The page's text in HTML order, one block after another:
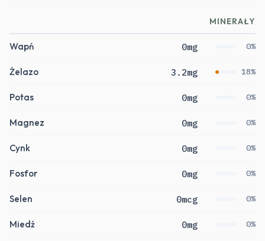
MINERAŁY
Wapń 0mg 0%
Żelazo 3.2mg 18%
Potas 0mg 0%
Magnez 0mg 0%
Cynk 0mg 0%
Fosfor 0mg 0%
Selen 0mcg 0%
Miedź 0mg 0%